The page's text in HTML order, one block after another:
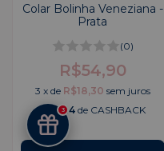
Colar Bolinha Veneziana -
Prata
(0)
R$54,90
3 x de R$18,30 sem juros
R$8,24 de CASHBACK
3